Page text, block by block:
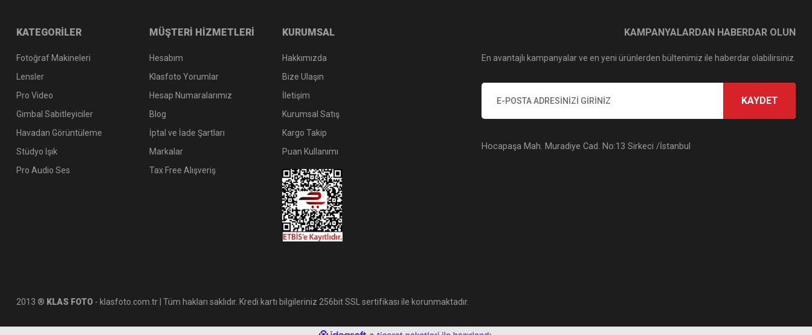
KATEGORİLER
Fotoğraf Makineleri
Lensler
Pro Video
Gimbal Sabitleyiciler
Havadan Görüntüleme
Stüdyo Işık
Pro Audio Ses
MÜŞTERİ HİZMETLERİ
Hesabım
Klasfoto Yorumlar
Hesap Numaralarımız
Blog
İptal ve İade Şartları
Markalar
Tax Free Alışveriş
KURUMSAL
Hakkımızda
Bize Ulaşın
İletişim
Kurumsal Satış
Kargo Takip
Puan Kullanımı
KAMPANYALARDAN HABERDAR OLUN
En avantajlı kampanyalar ve en yeni ürünlerden bültenimiz ile haberdar olabilirsiniz.
KAYDET
Hocapaşa Mah. Muradiye Cad. No:13 Sirkeci /İstanbul
2013 ® KLAS FOTO - klasfoto.com.tr | Tüm hakları saklıdır. Kredi kartı bilgileriniz 256bit SSL sertifikası ile korunmaktadır.